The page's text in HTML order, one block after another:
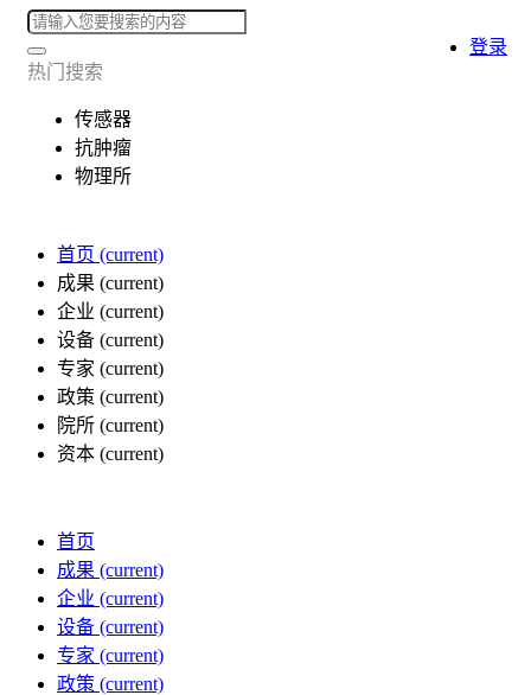
热门搜索
传感器
抗肿瘤
物理所
首页 (current)
成果 (current)
企业 (current)
设备 (current)
专家 (current)
政策 (current)
院所 (current)
资本 (current)
登录
首页
成果 (current)
企业 (current)
设备 (current)
专家 (current)
政策 (current)